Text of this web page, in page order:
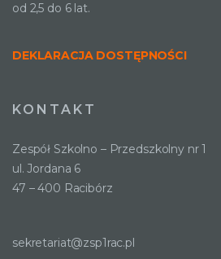
od 2,5 do 6 lat.
DEKLARACJA DOSTĘPNOŚCI
KONTAKT
Zespół Szkolno – Przedszkolny nr 1
ul. Jordana 6
47 – 400 Racibórz
sekretariat@zsp1rac.pl